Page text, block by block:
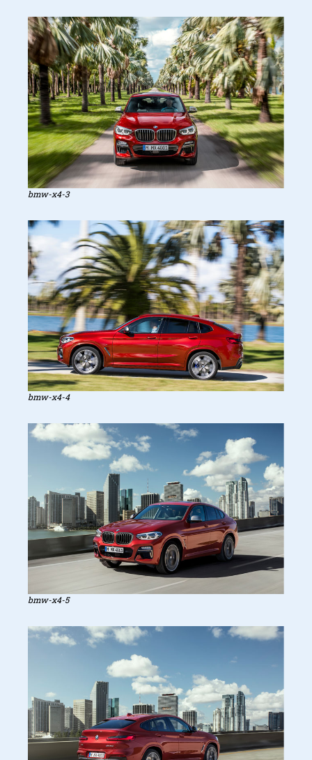
It’s all about the details
bmw-x4-3
bmw-x4-4
bmw-x4-5